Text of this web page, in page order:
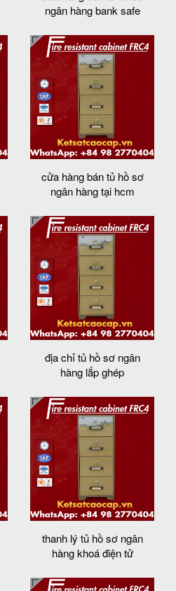
ngân hàng bank safe
cửa hàng bán tủ hồ sơ
ngân hàng tại hcm
địa chỉ tủ hồ sơ ngân
hàng lắp ghép
thanh lý tủ hồ sơ ngân
hàng khoá điện tử